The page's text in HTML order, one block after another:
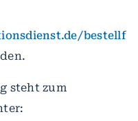
bestellf
steht zum